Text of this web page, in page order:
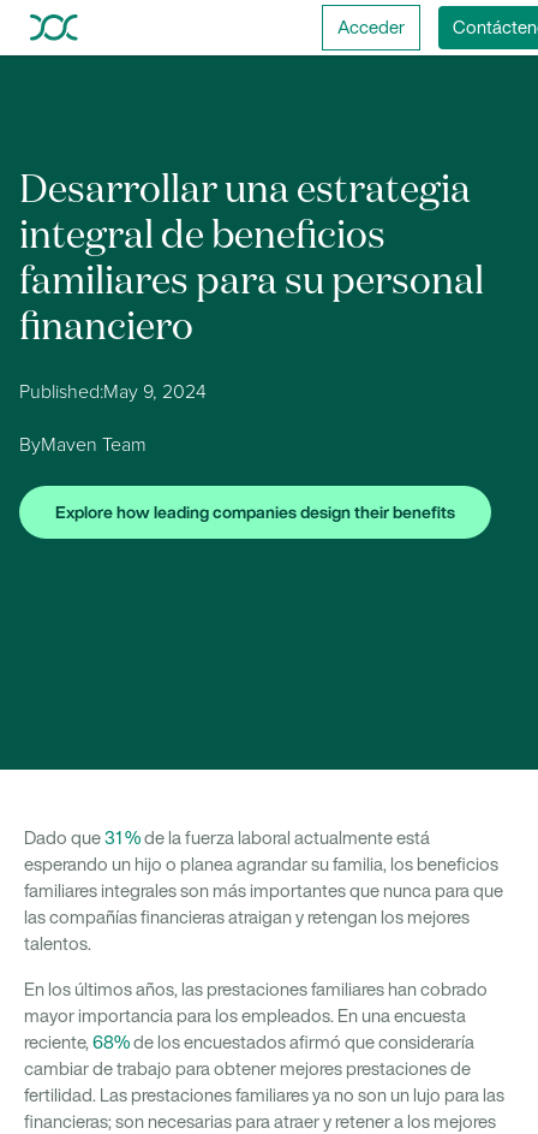
Acceder
Desarrollar una estrategia
integral de beneficios
familiares para su personal
financiero
Published:May 9, 2024
ByMaven Team
Explore how leading companies design their benefits
Dado que31 %de la fuerza laboral actualmente está
esperando un hijo o planea agrandar su familia, los beneficios
familiares integrales son más importantes que nunca para que
las compañías financieras atraigan y retengan los mejores
talentos.
En los últimos años, las prestaciones familiares han cobrado
mayor importancia para los empleados. En una encuesta
reciente, 68%de los encuestados afirmó que consideraría
cambiar de trabajo para obtener mejores prestaciones de
fertilidad. Las prestaciones familiares ya no son un lujo para las
financieras; son necesarias para atraer y retener a los mejores